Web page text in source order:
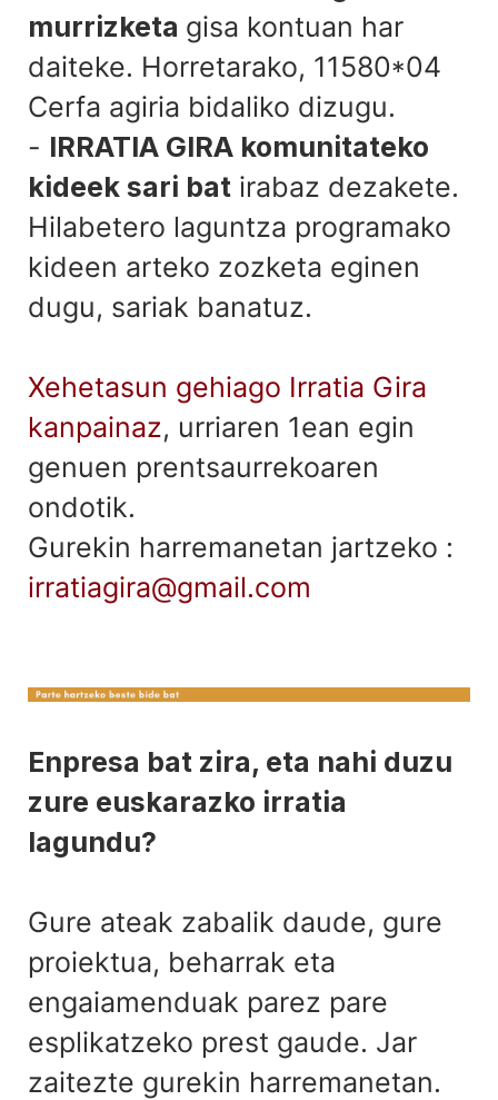
murrizketa gisa kontuan har
daiteke. Horretarako, 11580*04
Cerfa agiria bidaliko dizugu.
- IRRATIA GIRA komunitateko
kideek sari bat irabaz dezakete.
Hilabetero laguntza programako
kideen arteko zozketa eginen
dugu, sariak banatuz.
Xehetasun gehiago Irratia Gira
kanpainaz, urriaren 1ean egin
genuen prentsaurrekoaren
ondotik.
Gurekin harremanetan jartzeko :
irratiagira@gmail.com
Enpresa bat zira, eta nahi duzu
zure euskarazko irratia
lagundu?
Gure ateak zabalik daude, gure
proiektua, beharrak eta
engaiamenduak parez pare
esplikatzeko prest gaude. Jar
zaitezte gurekin harremanetan.